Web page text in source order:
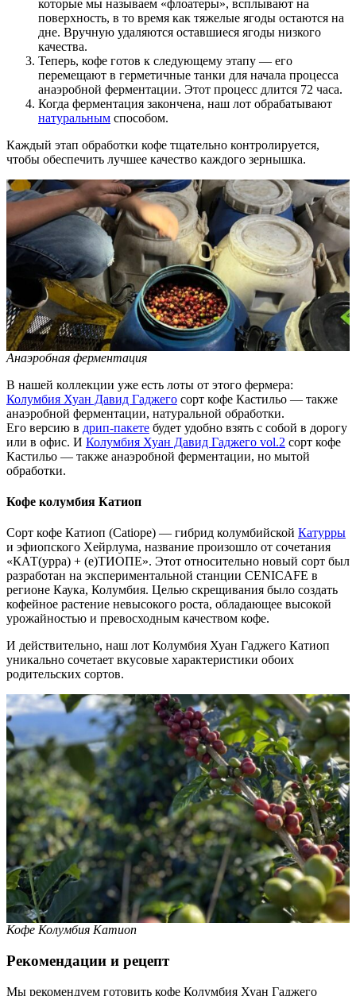
которые мы называем «флоатеры», всплывают на
поверхность, в то время как тяжелые ягоды остаются на
дне. Вручную удаляются оставшиеся ягоды низкого
качества.
Теперь, кофе готов к следующему этапу — его
перемещают в герметичные танки для начала процесса
анаэробной ферментации. Этот процесс длится 72 часа.
Когда ферментация закончена, наш лот обрабатывают
натуральным способом.
Каждый этап обработки кофе тщательно контролируется,
чтобы обеспечить лучшее качество каждого зернышка.
Анаэробная ферментация
В нашей коллекции уже есть лоты от этого фермера:
Колумбия Хуан Давид Гаджего сорт кофе Кастильо — также
анаэробной ферментации, натуральной обработки.
Его версию в дрип-пакете будет удобно взять с собой в дорогу
или в офис. И Колумбия Хуан Давид Гаджего vol.2 сорт кофе
Кастильо — также анаэробной ферментации, но мытой
обработки.
Кофе колумбия Катиоп
Сорт кофе Катиоп (Catiope) — гибрид колумбийской Катурры
и эфиопского Хейрлума, название произошло от сочетания
«КАТ(урра) + (е)ТИОПЕ». Этот относительно новый сорт был
разработан на экспериментальной станции CENICAFE в
регионе Каука, Колумбия. Целью скрещивания было создать
кофейное растение невысокого роста, обладающее высокой
урожайностью и превосходным качеством кофе.
И действительно, наш лот Колумбия Хуан Гаджего Катиоп
уникально сочетает вкусовые характеристики обоих
родительских сортов.
Кофе Колумбия Катиоп
Рекомендации и рецепт
Мы рекомендуем готовить кофе Колумбия Хуан Гаджего